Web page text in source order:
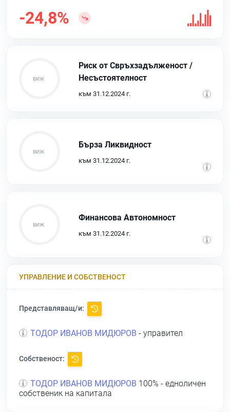
-24,8%
Риск от Свръхзадълженост /
Несъстоятелност
към 31.12.2024 г.
Бърза Ликвидност
към 31.12.2024 г.
Финансова Автономност
към 31.12.2024 г.
УПРАВЛЕНИЕ И СОБСТВЕНОСТ
Представляващ/и:
ТОДОР ИВАНОВ МИДЮРОВ - управител
Собственост:
ТОДОР ИВАНОВ МИДЮРОВ 100% - едноличен
собственик на капитала